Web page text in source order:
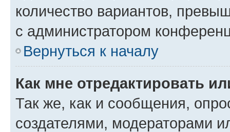
количество вариантов,
с администратором
Вернуться к началу
Как мне отредактировать
Так же, как и сообщения,
создателями, модераторами